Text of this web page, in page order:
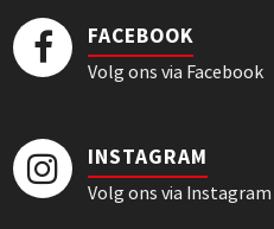
FACEBOOK
Volg ons via Facebook
INSTAGRAM
Volg ons via Instagram